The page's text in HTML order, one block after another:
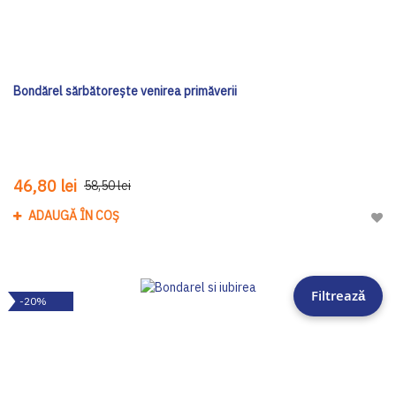
Bondărel sărbătorește venirea primăverii
46,80 lei 58,50 lei
ADAUGĂ ÎN COȘ
-20% Filtrează